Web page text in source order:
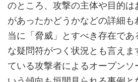
のところ、攻撃の主体や目的
があったかどうかなどの詳細
当に「脅威」とすべき存在であ
な疑問符がつく状況とも言えま
ている攻撃者によるオープンソ